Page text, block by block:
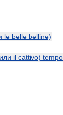
le belle belline)
il cattivo) tempo